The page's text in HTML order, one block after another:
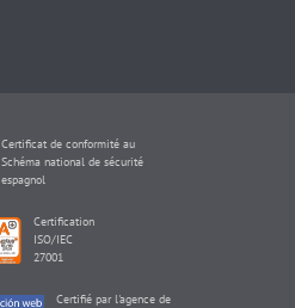
Certificat de conformité au
Schéma national de sécurité
espagnol
Certification
ISO/IEC
27001
Certifié par l'agence de